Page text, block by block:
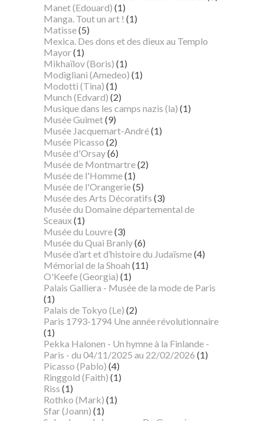
Manet (Edouard) (1)
Manga. Tout un art ! (1)
Matisse(5)
Mexica. Des dons et des dieux au Templo
Mayor(1)
Mikhaïlov (Boris) (1)
Modigliani (Amedeo) (1)
Modotti (Tina) (1)
Munch (Edvard) (2)
Musique dans les camps nazis (la) (1)
Musée Guimet(9)
Musée Jacquemart-André(1)
Musée Picasso (2)
Musée d'Orsay(6)
Musée de Montmartre(2)
Musée de l'Homme(1)
Musée de l'Orangerie(5)
Musée des Arts Décoratifs (3)
Musée du Domaine départemental de
Sceaux(1)
Musée du Louvre(3)
Musée du Quai Branly(6)
Musée d’art et d’histoire du Judaïsme(4)
Mémorial de la Shoah (11)
O'Keefe (Georgia) (1)
Palais Galliera - Musée de la mode de Paris
(1)
Palais de Tokyo (Le) (2)
Paris 1793-1794 Une année révolutionnaire
(1)
Pekka Halonen - Un hymne à la Finlande -
Paris - du 04/11/2025 au 22/02/2026 (1)
Picasso (Pablo) (4)
Ringgold (Faith) (1)
Riss (1)
Rothko (Mark) (1)
Sfar (Joann) (1)